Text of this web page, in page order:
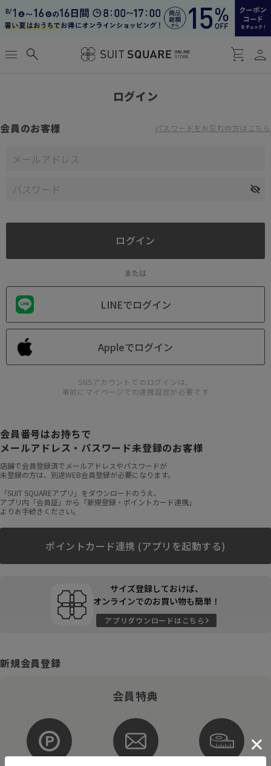
menu search shopping_cart person
ログイン
会員のお客様 パスワードをお忘れの方はこちら
または
LINEでログイン
Appleでログイン
SNSアカウントでのログインは、
事前にマイページでの連携設定が必要です
会員番号はお持ちで
メールアドレス・パスワード未登録のお客様
店舗で会員登録済でメールアドレスやパスワードが
未登録の方は、別途WEB会員登録が必要になります。
「SUIT SQUAREアプリ」をダウンロードのうえ、
アプリ内「会員証」から「新規登録・ポイントカード連携」
よりお手続きください。
ポイントカード連携 (アプリを起動する)
サイズ登録しておけば、
オンラインでのお買い物も簡単！
アプリダウンロードはこちら
新規会員登録
会員特典